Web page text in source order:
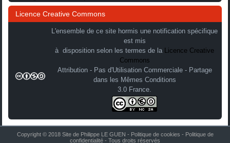
Licence Creative Commons
L'ensemble de ce site hormis une notification spécifique
est mis
à disposition selon les termes de la
Licence Creative
Commons
Attribution - Pas d'Utilisation Commerciale - Partage
dans les Mêmes Conditions
3.0 France.
Copyright © 2018 Site de Philippe LE GUEN - Politique de cookies - Politique de
confidentialité - Tous droits réservés